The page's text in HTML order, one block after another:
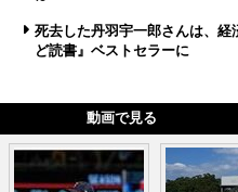
死去した丹羽宇一郎さんは、
ど読書』ベストセラーに
動画で見る